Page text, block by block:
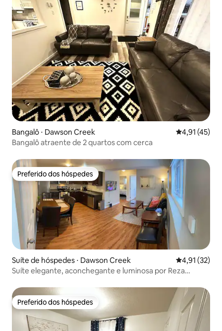
Bangalô ⋅ Dawson Creek 4,91 de uma
4,91 (45)
Bangalô atraente de 2 quartos com cerca
Preferido dos hóspedes
Preferido dos hóspedes
Suíte de hóspedes ⋅ Dawson Creek 4,91 de uma
4,91 (32)
Suíte elegante, aconchegante e luminosa por Reza
Preferido dos hóspedes
Preferido dos hóspedes